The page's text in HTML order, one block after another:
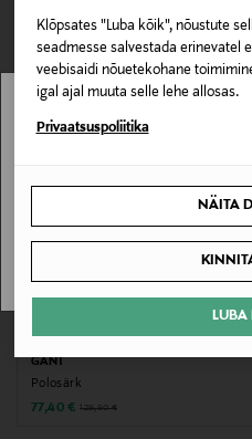
Klõpsates "Luba kõik", nõustute
seadmesse salvestada erinevatel
veebisaidi nõuetekohane
igal ajal muuta selle lehe allosas.
Privaatsuspoliitika
NÄITA
LUBA
Materjal
100% puuvill
Voodri materjal
Masinpesu vastavalt toote
Kõrge kaelus
VAATASID KA
SOODUSTUS 40%
GANT
Polosärk
Discounted Price
77,40 € Original Price
129,90 €
Stockmann pole Sinu